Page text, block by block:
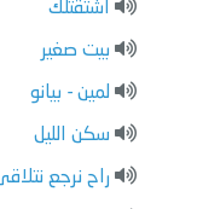
اشتقتلك
بيت صغير
لمين - بيانو
سكن الليل
راح نرجع